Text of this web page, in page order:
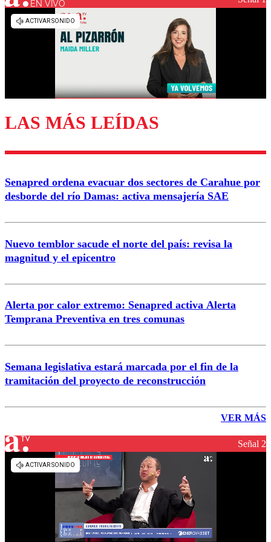
EN VIVO
LAS MÁS LEÍDAS
Senapred ordena evacuar dos sectores de Carahue por
desborde del río Damas: activa mensajería SAE
Nuevo temblor sacude el norte del país: revisa la
magnitud y el epicentro
Alerta por calor extremo: Senapred activa Alerta
Temprana Preventiva en tres comunas
Semana legislativa estará marcada por el fin de la
tramitación del proyecto de reconstrucción
VER MÁS
Señal 2